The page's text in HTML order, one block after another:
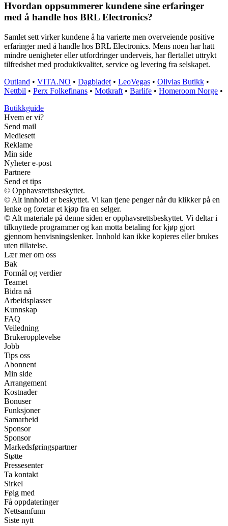
Hvordan oppsummerer kundene sine erfaringer
med å handle hos BRL Electronics?
Samlet sett virker kundene å ha varierte men overveiende positive
erfaringer med å handle hos BRL Electronics. Mens noen har hatt
mindre uenigheter eller utfordringer underveis, har flertallet uttrykt
tilfredshet med produktkvalitet, service og levering fra selskapet.
Outland • VITA.NO • Dagbladet • LeoVegas • Olivias Butikk •
Nettbil • Perx Folkefinans • Motkraft • Barlife • Homeroom Norge •
Butikkguide
Hvem er vi?
Send mail
Mediesett
Reklame
Min side
Nyheter e-post
Partnere
Send et tips
© Opphavsrettsbeskyttet.
© Alt innhold er beskyttet. Vi kan tjene penger når du klikker på en
lenke og foretar et kjøp fra en selger.
© Alt materiale på denne siden er opphavsrettsbeskyttet. Vi deltar i
tilknyttede programmer og kan motta betaling for kjøp gjort
gjennom henvisningslenker. Innhold kan ikke kopieres eller brukes
uten tillatelse.
Lær mer om oss
Bak
Formål og verdier
Teamet
Bidra nå
Arbeidsplasser
Kunnskap
FAQ
Veiledning
Brukeropplevelse
Jobb
Tips oss
Abonnent
Min side
Arrangement
Kostnader
Bonuser
Funksjoner
Samarbeid
Sponsor
Sponsor
Markedsføringspartner
Støtte
Pressesenter
Ta kontakt
Sirkel
Følg med
Få oppdateringer
Nettsamfunn
Siste nytt